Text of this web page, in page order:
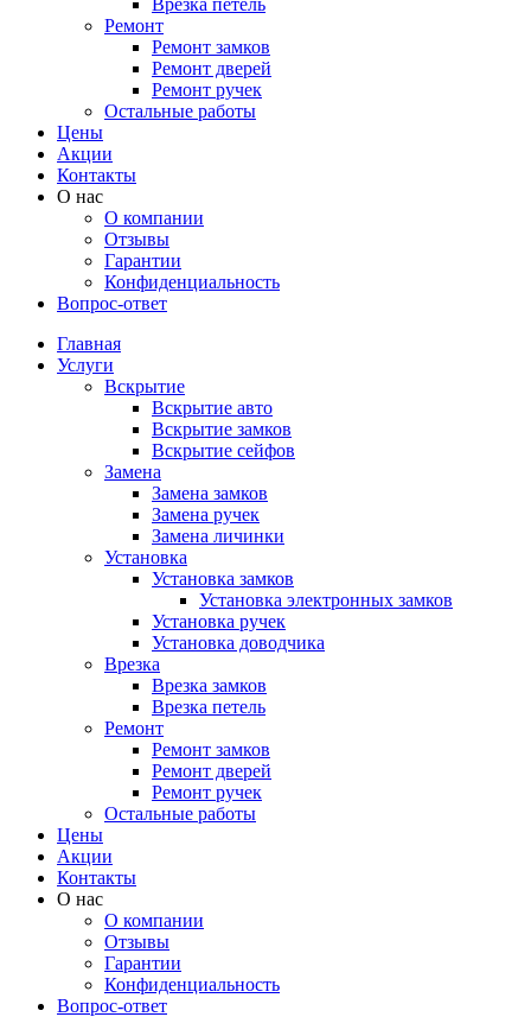
Врезка петель
Ремонт
Ремонт замков
Ремонт дверей
Ремонт ручек
Остальные работы
Цены
Акции
Контакты
О нас
О компании
Отзывы
Гарантии
Конфиденциальность
Вопрос-ответ
Главная
Услуги
Вскрытие
Вскрытие авто
Вскрытие замков
Вскрытие сейфов
Замена
Замена замков
Замена ручек
Замена личинки
Установка
Установка замков
Установка электронных замков
Установка ручек
Установка доводчика
Врезка
Врезка замков
Врезка петель
Ремонт
Ремонт замков
Ремонт дверей
Ремонт ручек
Остальные работы
Цены
Акции
Контакты
О нас
О компании
Отзывы
Гарантии
Конфиденциальность
Вопрос-ответ